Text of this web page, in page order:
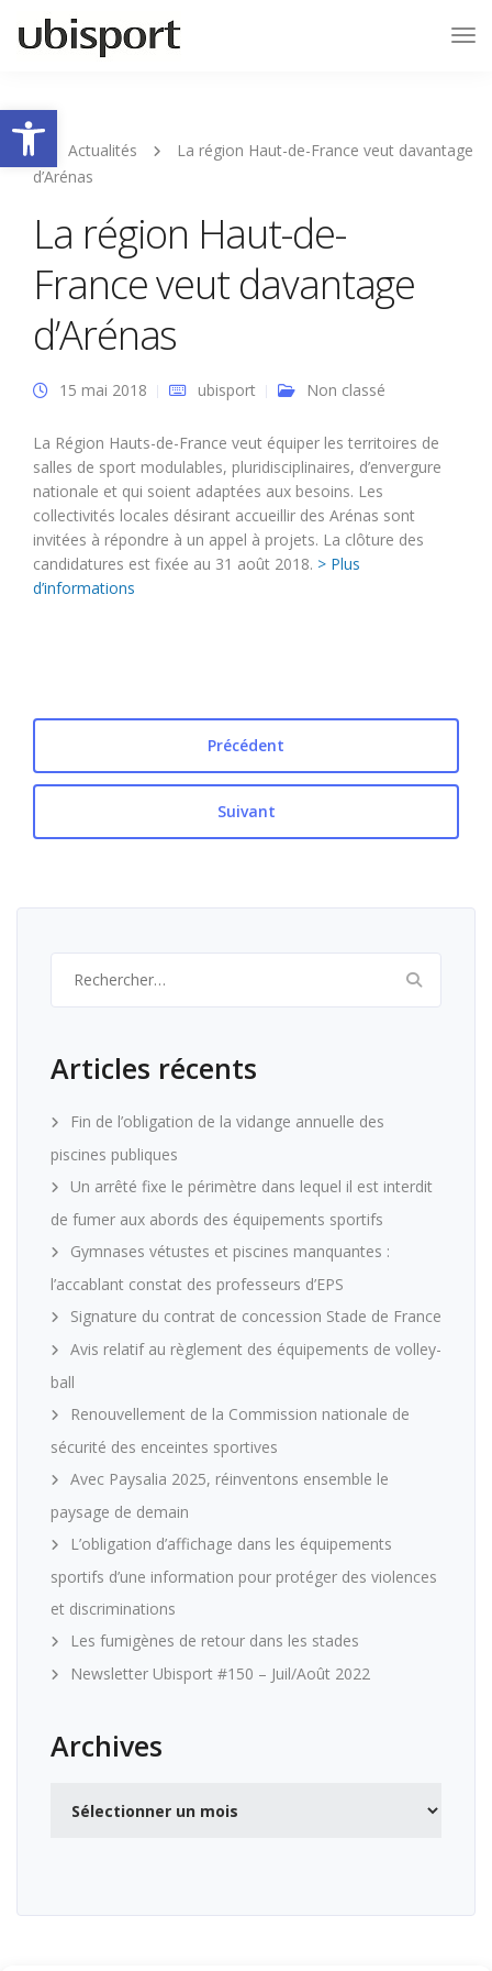
Ouvrir la barre d’outils
Actualités
La région Haut-de-France veut davantage
d’Arénas
La région Haut-de-
France veut davantage
d’Arénas
15 mai 2018 ubisport Non classé
La Région Hauts-de-France veut équiper les territoires de
salles de sport modulables, pluridisciplinaires, d’envergure
nationale et qui soient adaptées aux besoins. Les
collectivités locales désirant accueillir des Arénas sont
invitées à répondre à un appel à projets. La clôture des
candidatures est fixée au 31 août 2018. > Plus
d’informations
Précédent
Suivant
Articles récents
Fin de l’obligation de la vidange annuelle des
piscines publiques
Un arrêté fixe le périmètre dans lequel il est interdit
de fumer aux abords des équipements sportifs
Gymnases vétustes et piscines manquantes :
l’accablant constat des professeurs d’EPS
Signature du contrat de concession Stade de France
Avis relatif au règlement des équipements de volley-
ball
Renouvellement de la Commission nationale de
sécurité des enceintes sportives
Avec Paysalia 2025, réinventons ensemble le
paysage de demain
L’obligation d’affichage dans les équipements
sportifs d’une information pour protéger des violences
et discriminations
Les fumigènes de retour dans les stades
Newsletter Ubisport #150 – Juil/Août 2022
Archives